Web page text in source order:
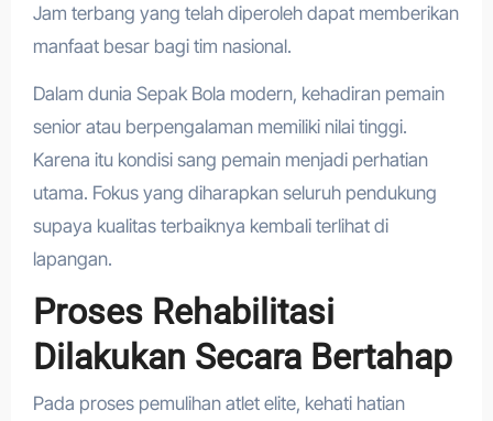
Jam terbang yang telah diperoleh dapat memberikan
manfaat besar bagi tim nasional.
Dalam dunia Sepak Bola modern, kehadiran pemain
senior atau berpengalaman memiliki nilai tinggi.
Karena itu kondisi sang pemain menjadi perhatian
utama. Fokus yang diharapkan seluruh pendukung
supaya kualitas terbaiknya kembali terlihat di
lapangan.
Proses Rehabilitasi
Dilakukan Secara Bertahap
Pada proses pemulihan atlet elite, kehati hatian